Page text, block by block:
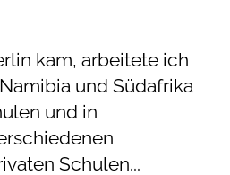
kam, arbeitete ich
und Südafrika
und in
Schulen...